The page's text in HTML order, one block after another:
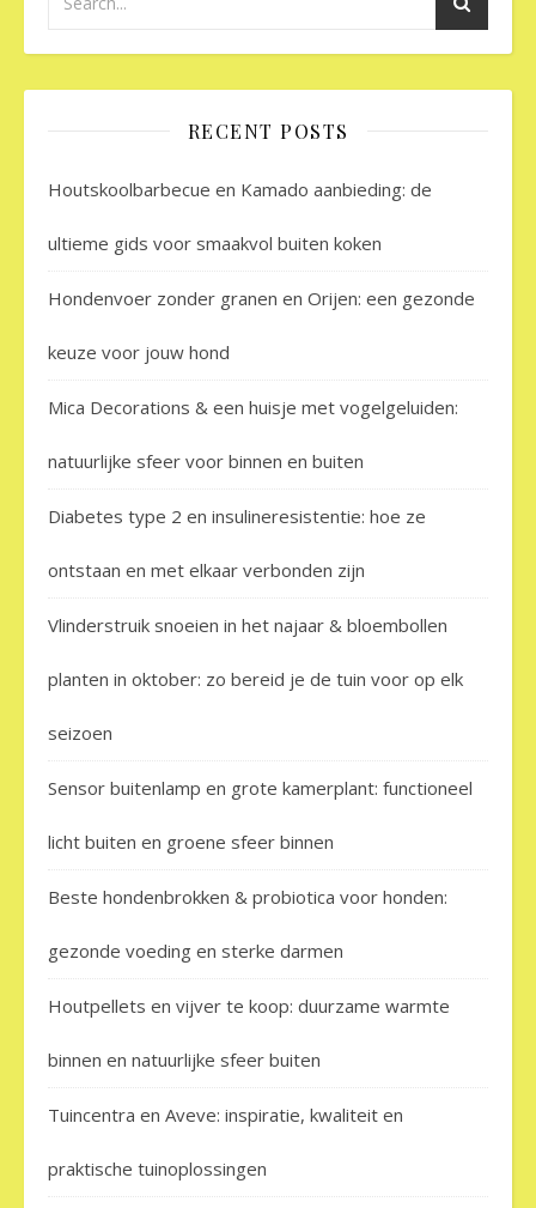
RECENT POSTS
Houtskoolbarbecue en Kamado aanbieding: de
ultieme gids voor smaakvol buiten koken
Hondenvoer zonder granen en Orijen: een gezonde
keuze voor jouw hond
Mica Decorations & een huisje met vogelgeluiden:
natuurlijke sfeer voor binnen en buiten
Diabetes type 2 en insulineresistentie: hoe ze
ontstaan en met elkaar verbonden zijn
Vlinderstruik snoeien in het najaar & bloembollen
planten in oktober: zo bereid je de tuin voor op elk
seizoen
Sensor buitenlamp en grote kamerplant: functioneel
licht buiten en groene sfeer binnen
Beste hondenbrokken & probiotica voor honden:
gezonde voeding en sterke darmen
Houtpellets en vijver te koop: duurzame warmte
binnen en natuurlijke sfeer buiten
Tuincentra en Aveve: inspiratie, kwaliteit en
praktische tuinoplossingen